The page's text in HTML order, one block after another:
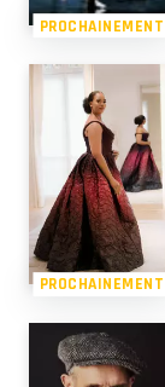
PROCHAINEMENT
PROCHAINEMENT